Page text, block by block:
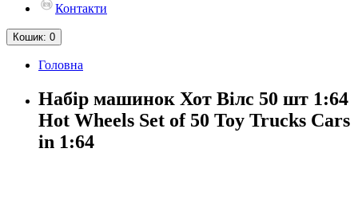
Контакти
Кошик: 0
Головна
Набір машинок Хот Вілс 50 шт 1:64
Hot Wheels Set of 50 Toy Trucks Cars
in 1:64